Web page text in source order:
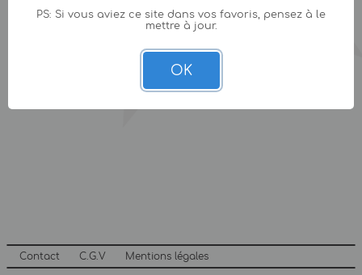
Contact C.G.V Mentions légales
PS: Si vous aviez ce site dans vos favoris, pensez à le
mettre à jour.
OK